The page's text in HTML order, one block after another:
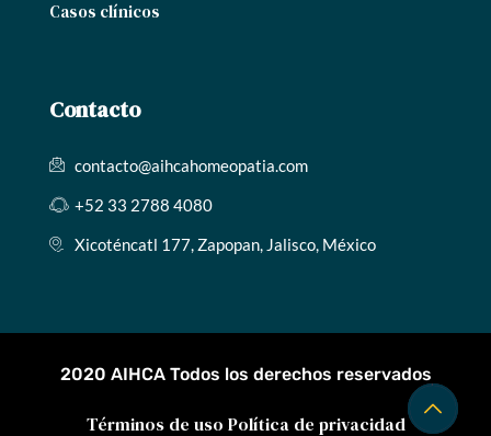
Casos clínicos
Contacto
contacto@aihcahomeopatia.com
+52 33 2788 4080
Xicoténcatl 177, Zapopan, Jalisco, México
2020 AIHCA Todos los derechos reservados
Términos de uso Política de privacidad